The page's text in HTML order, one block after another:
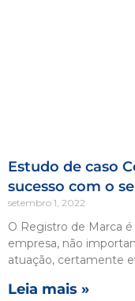
Estudo de caso
sucesso com o
setembro 1, 2022
O Registro de Marca
empresa, não
atuação, certamente
Leia mais »